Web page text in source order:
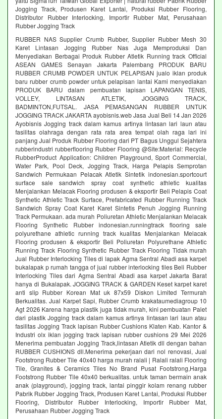
Jogging Track, Produsen Karet Lantai, Produksi Rubber Flooring,
Distributor Rubber Interlocking, Importir Rubber Mat, Perusahaan
Rubber Jogging Track
RUBBER NAS Supplier Crumb Rubber, Supplier Rubber Mesh 30
Karet Lintasan Jogging Rubber Nas Juga Memproduksi Dan
Menyediakan Berbagai Produk Rubber Atletik Running track Official
ASEAN GAMES Senayan Jakarta Palembang PRODUK BARU
RUBBER CRUMB POWDER UNTUK PELAPISAN jualo iklan produk
baru rubber crumb powder untuk pelapisan lantai Kami menyediakan
PRODUK BARU dalam pembuatan lapisan LAPANGAN TENIS,
VOLLEY, LINTASAN ATLETIK, JOGGING TRACK,
BADMINTON,FUTSAL. JASA PEMASANGAN RUBBER UNTUK
JOGGING TRACK JAKARTA ayobisnis.web Jasa Jual Beli 14 Jan 2026
Ayobisnis Jogging track dalam kamus artinya lintasan lari laun atau
fasilitas olahraga dengan rata rata area tempat olah raga lari ini
panjang Jual Produk Rubber Flooring dari PT Bagus Unggul Sejahtera
rubberindustri rubberflooring Rubber Flooring @Site:Material: Recycle
RubberProduct Application: Children Playground, Sport Commercial,
Water Park, Pool Deck, Jogging Track, Harga Pelapis Semprotan
Sandwich Permukaan Pelacak Atletik Sintetik indonesian.sportcourt
surface sale sandwich spray coat synthetic athletic kualitas
Menjalankan Melacak Flooring produsen & eksportir Beli Pelapis Coat
Synthetic Athletic Track Surface, Prefabricated Rubber Running Track
Sandwich Spray Coat Karet Karet Sintetis Penuh Jogging Running
Track Permukaan. ada murah Poliuretan Athletic Menjalankan Melacak
Flooring Synthetic Rubber indonesian.runningtrack flooring sale
polyurethane athletic running track kualitas Menjalankan Melacak
Flooring produsen & eksportir Beli Poliuretan Polyurethane Athletic
Running Track Flooring Synthetic Rubber Track Flooring Tidak murah
Jual Rubber Interlocking Tiles di lapak Agma Sentral Abadi asa karpet
bukalapak p rumah tangga of jual rubber interlocking tiles Beli Rubber
Interlocking Tiles dari Agma Sentral Abadi asa karpet Jakarta Barat
hanya di Bukalapak. JOGGING TRACK & GARDEN Keset karpet karet
anti slip Rubber Korean Mat uk 87x59 Diskon Limited Termurah
Berkualitas. Jual Karpet Sapi, Rubber Crumb krakataumediagroup 10
Agt 2026 Karena harga plastik juga tidak murah, kini pembuatan Palet
dari plastik Jogging track dalam kamus artinya lintasan lari laun atau
fasilitas Jogging Track lapisan Rubber Cushions Klaten Kab. Kantor &
Industri olx iklan jogging track lapisan rubber cushions 29 Mei 2026
Menerima pembuatan Jogging Track,lintasan Atletik dll dengan bahan
RUBBER CUSHIONS dll.Menerima pekerjaan dari nol renovasi, Jual
Footstrong Rubber Tile 40x40 harga murah ralali | Ralali ralali Flooring
Tile, Granites & Ceramics Tiles No Brand Pusat Footstrong,Harga
Footstrong Rubber Tile 40x40 berkualitas. untuk taman bermain anak
anak (playground), jogging track, lantai pinggir kolam renang rubber
Pabrik Rubber Jogging Track, Produsen Karet Lantai, Produksi Rubber
Flooring, Distributor Rubber Interlocking, Importir Rubber Mat,
Perusahaan Rubber Jogging Track